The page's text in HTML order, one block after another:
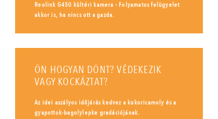
Reolink G450 kültéri kamera - Folyamatos felügyelet
akkor is, ha nincs ott a gazda.
ÖN HOGYAN DÖNT? VÉDEKEZIK
VAGY KOCKÁZTAT?
Az idei aszályos időjárás kedvez a kukoricamoly és a
gyapottok-bagolylepke gradációjának.